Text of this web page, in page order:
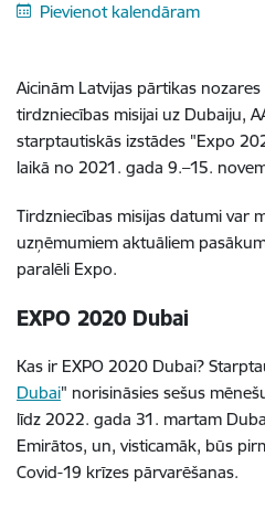
Pievienot kalendāram
Aicinām Latvijas pārtikas
tirdzniecības misijai uz Dubaiju,
starptautiskās izstādes "Expo
laikā no 2021. gada 9.–15.
Tirdzniecības misijas datumi var
uzņēmumiem aktuāliem
paralēli Expo.
EXPO 2020 Dubai
Kas ir EXPO 2020 Dubai?
Dubai" norisināsies sešus
līdz 2022. gada 31. martam
Emirātos, un, visticamāk, būs
Covid-19 krīzes pārvarēšanas.